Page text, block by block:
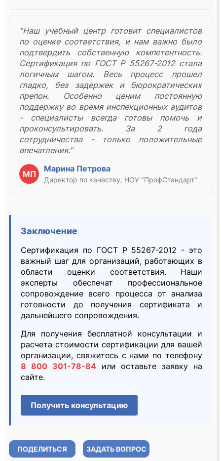
"Наш учебный центр готовит специалистов
по оценке соответствия, и нам важно было
подтвердить собственную компетентность.
Сертификация по ГОСТ Р 55267-2012 стала
логичным шагом. Весь процесс прошел
гладко, без задержек и бюрократических
препон. Особенно ценим постоянную
поддержку во время инспекционных аудитов
- специалисты всегда готовы помочь и
проконсультировать. За 2 года
сотрудничества - только положительные
впечатления."
МП
Марина Петрова
Директор по качеству, НОУ "ПрофСтандарт"
Заключение
Сертификация по ГОСТ Р 55267-2012 - это
важный шаг для организаций, работающих в
области оценки соответствия. Наши
эксперты обеспечат профессиональное
сопровождение всего процесса от анализа
готовности до получения сертификата и
дальнейшего сопровождения.
Для получения бесплатной консультации и
расчета стоимости сертификации для вашей
организации, свяжитесь с нами по телефону
8 800 301-78-84или оставьте заявку на
сайте.
Получить консультацию
ПОДЕЛИТЬСЯ ЗАДАТЬ ВОПРОС